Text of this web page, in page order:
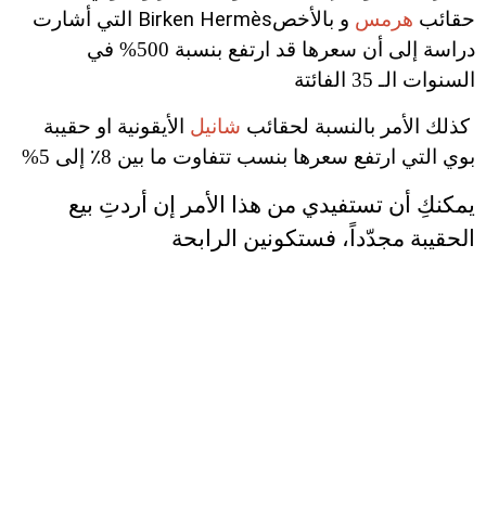
حقائب هرمس و بالأخصBirken Hermès
التي أشارت
دراسة إلى أن سعرها قد ارتفع بنسبة 500% في
السنوات الـ 35 الفائتة
كذلك الأمر بالنسبة لحقائب شانيل الأيقونية او حقيبة
بوي التي ارتفع سعرها بنسب تتفاوت ما بين 8٪ إلى 5%
يمكنكِ أن تستفيدي من هذا الأمر إن أردتِ بيع
الحقيبة مجدّداً، فستكونين الرابحة